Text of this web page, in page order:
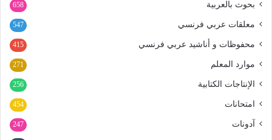
بحوث بالعربية 658
معلقات عربي فرنسي 547
محفوظات و أناشيد عربي فرنسي 415
موارد المعلم 271
الإنتاجات الكتابية 256
امتحانات 454
آدونات 247